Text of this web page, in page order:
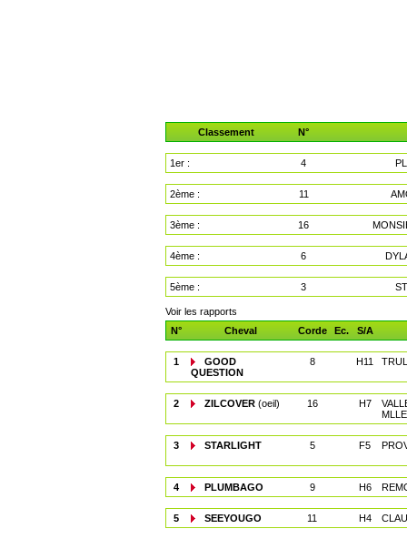
Classement N°
1er : 4
2ème : 11
3ème : 16
4ème : 6
5ème : 3
Voir les rapports
N°
Cheval Corde Ec. S/A
1
GOOD
QUESTION
8 H11
2 ZILCOVER (oeil) 16 H7
3 STARLIGHT 5 F5
4 PLUMBAGO 9 H6
5 SEEYOUGO 11 H4